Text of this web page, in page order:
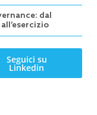
dal
Seguici su
Linkedin